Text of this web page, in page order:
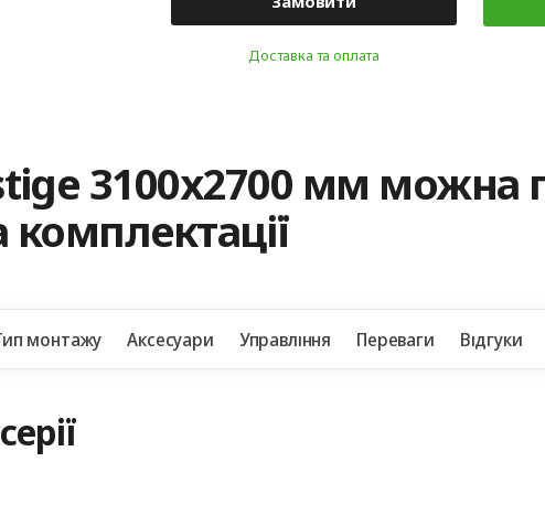
Доставка та оплата
3100х2700 мм можна
монтажу Аксесуари Управління Переваги Відгуки